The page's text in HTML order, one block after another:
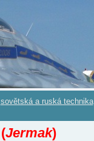
sovětská a ruská technika
(Jermak)